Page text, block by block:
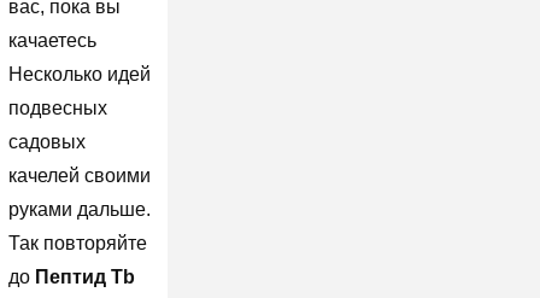
вас, пока вы
качаетесь
Несколько идей
подвесных
садовых
качелей своими
руками дальше.
Так повторяйте
до Пептид Tb